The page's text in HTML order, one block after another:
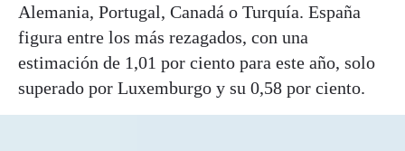
Alemania, Portugal, Canadá o Turquía. España
figura entre los más rezagados, con una
estimación de 1,01 por ciento para este año, solo
superado por Luxemburgo y su 0,58 por ciento.